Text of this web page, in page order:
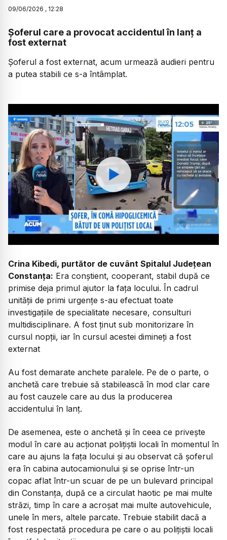
09/06/2026 , 12:28
Șoferul care a provocat accidentul în lanț a
fost externat
Șoferul a fost externat, acum urmează audieri pentru
a putea stabili ce s-a întâmplat.
Watch
Crina Kibedi, purtător de cuvânt Spitalul Județean
Constanța: Era conștient, cooperant, stabil după ce
primise deja primul ajutor la fața locului. În cadrul
unității de primi urgențe s-au efectuat toate
investigațiile de specialitate necesare, consulturi
multidisciplinare. A fost ținut sub monitorizare în
cursul nopții, iar în cursul acestei dimineți a fost
externat
Au fost demarate anchete paralele. Pe de o parte, o
anchetă care trebuie să stabilească în mod clar care
au fost cauzele care au dus la producerea
accidentului în lanț.
De asemenea, este o anchetă și în ceea ce privește
modul în care au acționat polițiștii locali în momentul în
care au ajuns la fața locului și au observat că șoferul
era în cabina autocamionului și se oprise într-un
copac aflat într-un scuar de pe un bulevard principal
din Constanța, după ce a circulat haotic pe mai multe
străzi, timp în care a acroșat mai multe autovehicule,
unele în mers, altele parcate. Trebuie stabilit dacă a
fost respectată procedura pe care o au polițiștii locali